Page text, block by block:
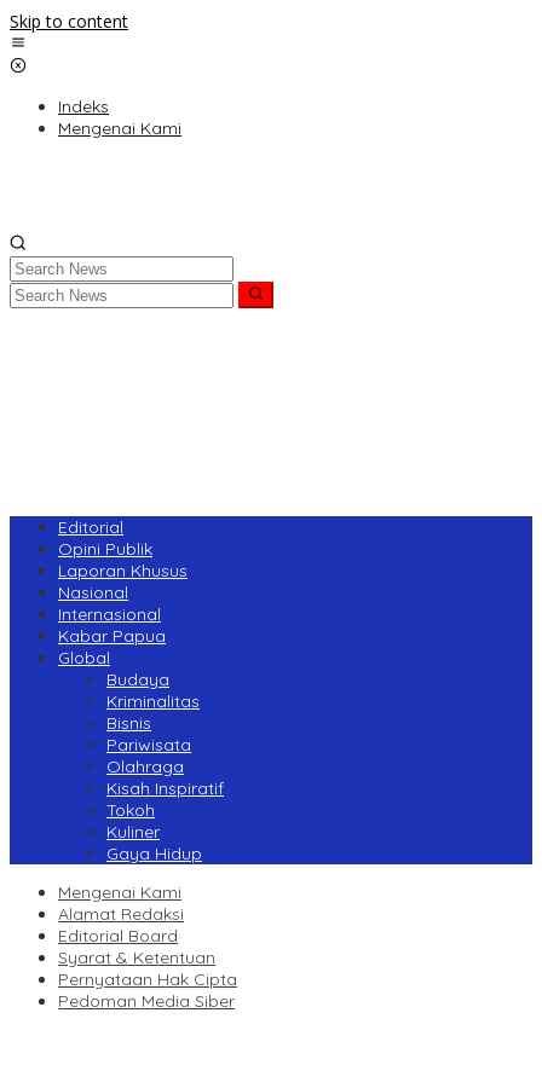
Skip to content
Indeks
Mengenai Kami
Editorial
Opini Publik
Laporan Khusus
Nasional
Internasional
Kabar Papua
Global
Budaya
Kriminalitas
Bisnis
Pariwisata
Olahraga
Kisah Inspiratif
Tokoh
Kuliner
Gaya Hidup
Mengenai Kami
Alamat Redaksi
Editorial Board
Syarat & Ketentuan
Pernyataan Hak Cipta
Pedoman Media Siber